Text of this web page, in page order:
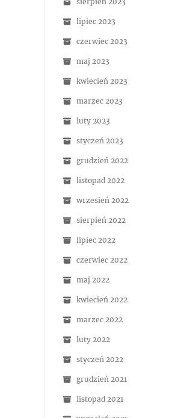
lipiec 2023
czerwiec 2023
maj 2023
kwiecień 2023
marzec 2023
luty 2023
styczeń 2023
grudzień 2022
listopad 2022
wrzesień 2022
sierpień 2022
lipiec 2022
czerwiec 2022
maj 2022
kwiecień 2022
marzec 2022
luty 2022
styczeń 2022
grudzień 2021
listopad 2021